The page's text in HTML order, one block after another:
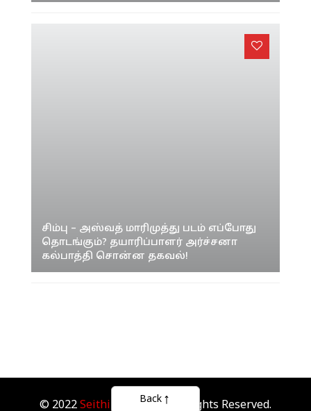
சிம்பு – அஸ்வத் மாரிமுத்து படம் எப்போது
தொடங்கும்? தயாரிப்பாளர் அர்ச்சனா
கல்பாத்தி சொன்ன தகவல்!
© 2022 Seithipunal.com . All Rights Reserved.
Back